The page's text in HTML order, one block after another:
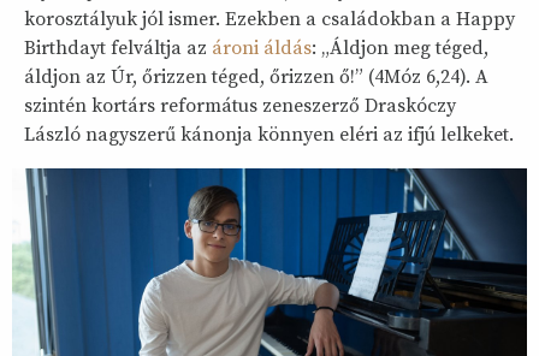
korosztályuk jól ismer. Ezekben a családokban a Happy
Birthdayt felváltja az ároni áldás: „Áldjon meg téged,
áldjon az Úr, őrizzen téged, őrizzen ő!” (4Móz 6,24). A
szintén kortárs református zeneszerző Draskóczy
László nagyszerű kánonja könnyen eléri az ifjú lelkeket.